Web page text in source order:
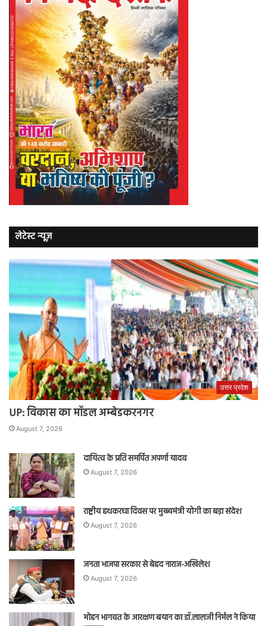
लेटेस्ट न्यूज़
उत्तर प्रदेश
UP: विकास का मॉडल अम्बेडकरनगर
August 7, 2026
दायित्व के प्रति समर्पित अपर्णा यादव
August 7, 2026
राष्ट्रीय हथकरघा दिवस पर मुख्यमंत्री योगी का बड़ा संदेश
August 7, 2026
जनता भाजपा सरकार से बेहद नाराज-अखिलेश
August 7, 2026
मोहन भागवत के आरक्षण बयान का डॉ.लालजी निर्मल ने किया